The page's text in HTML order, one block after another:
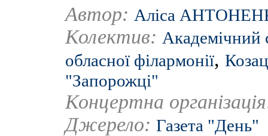
Автор: Аліса
Колектив: Академічний
обласної філармонії,
"Запорожці"
Концертна
Джерело: Газета "День"